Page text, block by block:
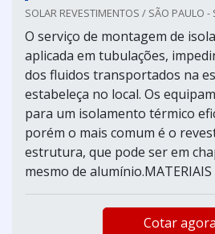
SOLAR REVESTIMENTOS / SÃO PAULO -
O serviço de montagem de
aplicada em tubulações,
dos fluidos transportados na
estabeleça no local. Os
para um isolamento térmico
porém o mais comum é o
estrutura, que pode ser em
mesmo de alumínio.MATERIAIS
Cotar agora